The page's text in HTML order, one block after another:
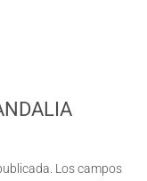
Los campos